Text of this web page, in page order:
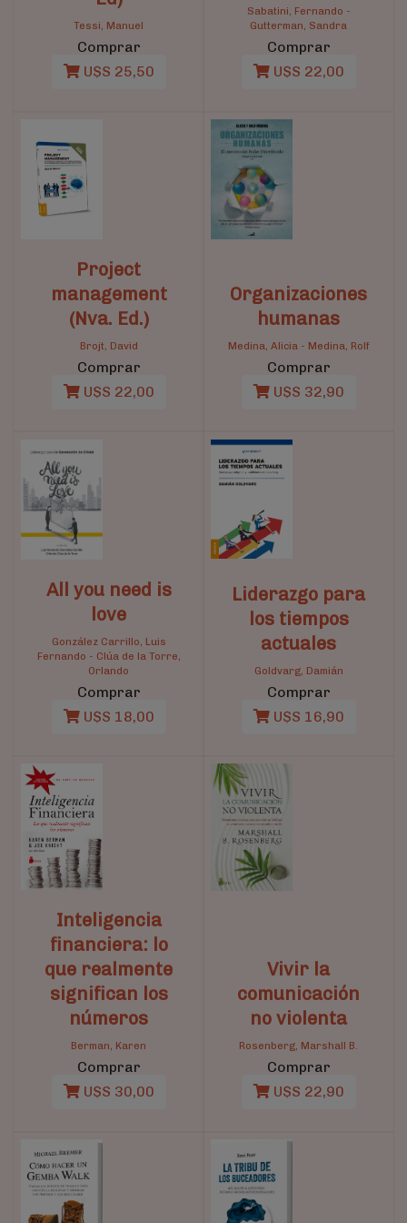
Tessi, Manuel
Comprar
U$S 25,50
Sabatini, Fernando -
Gutterman, Sandra
Comprar
U$S 22,00
Project
management
(Nva. Ed.)
Brojt, David
Comprar
U$S 22,00
Organizaciones
humanas
Medina, Alicia- Medina, Rolf
Comprar
U$S 32,90
All you need is
love
González Carrillo, Luis
Fernando - Clúa de la Torre,
Orlando
Comprar
U$S 18,00
Liderazgo para
los tiempos
actuales
Goldvarg, Damián
Comprar
U$S 16,90
Inteligencia
financiera: lo
que realmente
significan los
números
Berman, Karen
Comprar
U$S 30,00
Vivir la
comunicación
no violenta
Rosenberg, Marshall B.
Comprar
U$S 22,90